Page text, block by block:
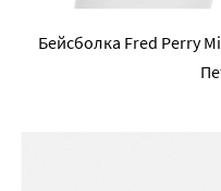
Бейсболка Fred Perry